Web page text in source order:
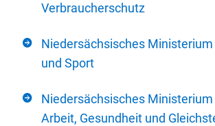
Verbraucherschutz
Niedersächsisches
und Sport
Niedersächsisches Ministerium
Arbeit, Gesundheit und